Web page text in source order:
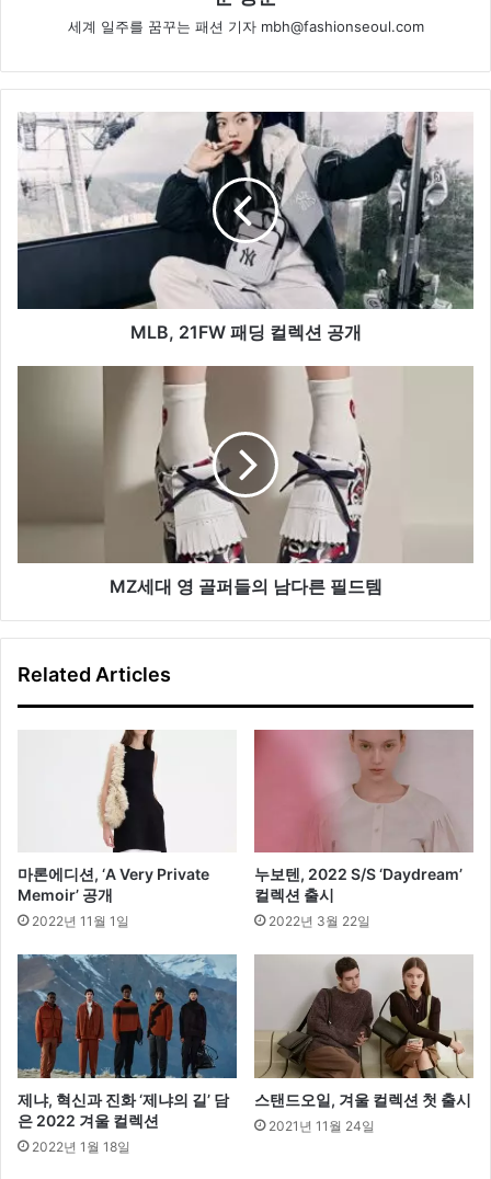
세계 일주를 꿈꾸는 패션 기자 mbh@fashionseoul.com
MLB,
21FW
패
딩
컬
렉
개
MLB, 21FW 패딩 컬렉션 공개
남
템
MZ세대 영 골퍼들의 남다른 필드템
Related Articles
마론에디션, ‘A Very Private
Memoir’ 공개
2022년 11월 1일
누보텐, 2022 S/S ‘Daydream’
컬렉션 출시
2022년 3월 22일
제냐, 혁신과 진화 ‘제냐의 길’ 담
은 2022 겨울 컬렉션
2022년 1월 18일
스탠드오일, 겨울 컬렉션 첫 출시
2021년 11월 24일